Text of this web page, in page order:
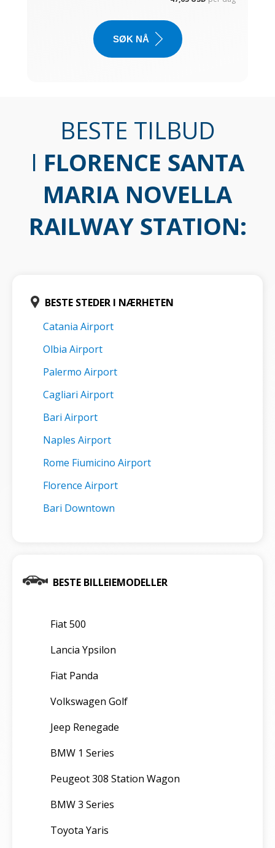
SØK NÅ
BESTE TILBUD
I FLORENCE SANTA
MARIA NOVELLA
RAILWAY STATION:
BESTE STEDER I NÆRHETEN
Catania Airport
Olbia Airport
Palermo Airport
Cagliari Airport
Bari Airport
Naples Airport
Rome Fiumicino Airport
Florence Airport
Bari Downtown
BESTE BILLEIEMODELLER
Fiat 500
Lancia Ypsilon
Fiat Panda
Volkswagen Golf
Jeep Renegade
BMW 1 Series
Peugeot 308 Station Wagon
BMW 3 Series
Toyota Yaris